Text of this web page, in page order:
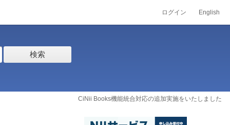
ログイン English
検索
CiNii Books機能統合対応の追加実施をいたしました